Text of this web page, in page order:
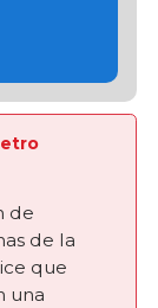
de
de la
que
una